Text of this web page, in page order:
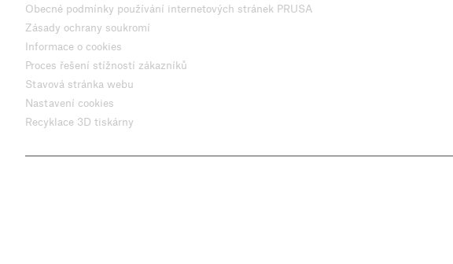
Obecné podmínky používání internetových stránek PRUSA
Zásady ochrany soukromí
Informace o cookies
Proces řešení stížností zákazníků
Stavová stránka webu
Nastavení cookies
Recyklace 3D tiskárny